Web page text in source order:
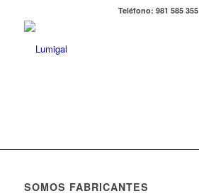
Teléfono: 981 585 355
SOMOS FABRICANTES